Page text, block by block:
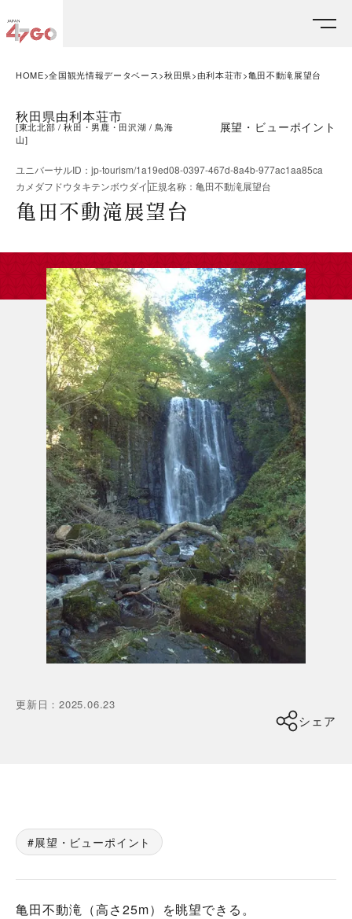
HOME 全国観光情報データベース 秋田県 由利本荘市 亀田不動滝展望台
秋田県由利本荘市
[東北北部 秋田・男鹿・田沢湖
鳥海
山]
展望・ビューポイント
ユニバーサルID ： jp-tourism/1a19ed08-0397-467d-8a4b-977ac1aa85ca
カメダフドウタキテンボウダイ正規名称 ： 亀田不動滝展望台
亀田不動滝展望台
更新日 ：2025.06.23
シェア
展望・ビューポイント
亀田不動滝（高さ25m）を眺望できる。